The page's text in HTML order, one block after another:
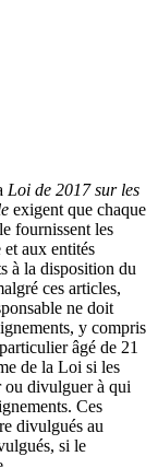
Loi de 2017 sur les
exigent que chaque
fournissent les
et aux entités
à la disposition du
ces articles,
ne doit
y compris
âgé de 21
de la Loi si les
ou divulguer à qui
Ces
divulgués au
si le